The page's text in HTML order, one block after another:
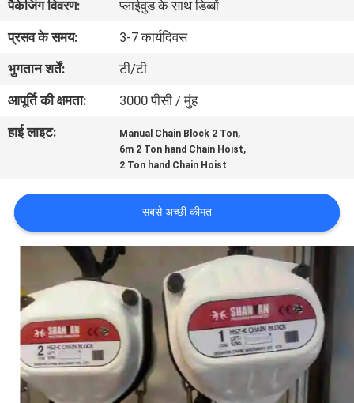
नियंत्रण
संपर्क
करें
एक
की
विनती
करे
SITEMAP
गोपनीयता
नीति
पैकेजिंग विवरण:
प्लाईवुड के साथ डिब्बों
प्रसव के समय:
3-7 कार्यदिवस
भुगतान शर्तें:
टी/टी
आपूर्ति की क्षमता:
3000 पीसी / मुंह
हाई लाइट:
Manual Chain Block 2 Ton,
6m 2 Ton hand Chain Hoist,
2 Ton hand Chain Hoist
सबसे अच्छी कीमत